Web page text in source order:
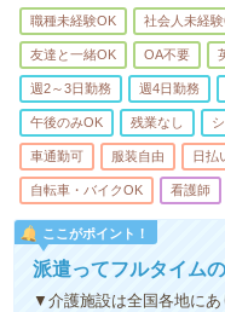
職種未経験OK 社会人未経
友達と一緒OK OA不要
週2～3日勤務 週4日勤務
午後のみOK 残業なし
車通勤可 服装自由 日払
自転車・バイクOK 看護師
ここがポイント！
派遣ってフルタイム
▼介護施設は全国各地にあ